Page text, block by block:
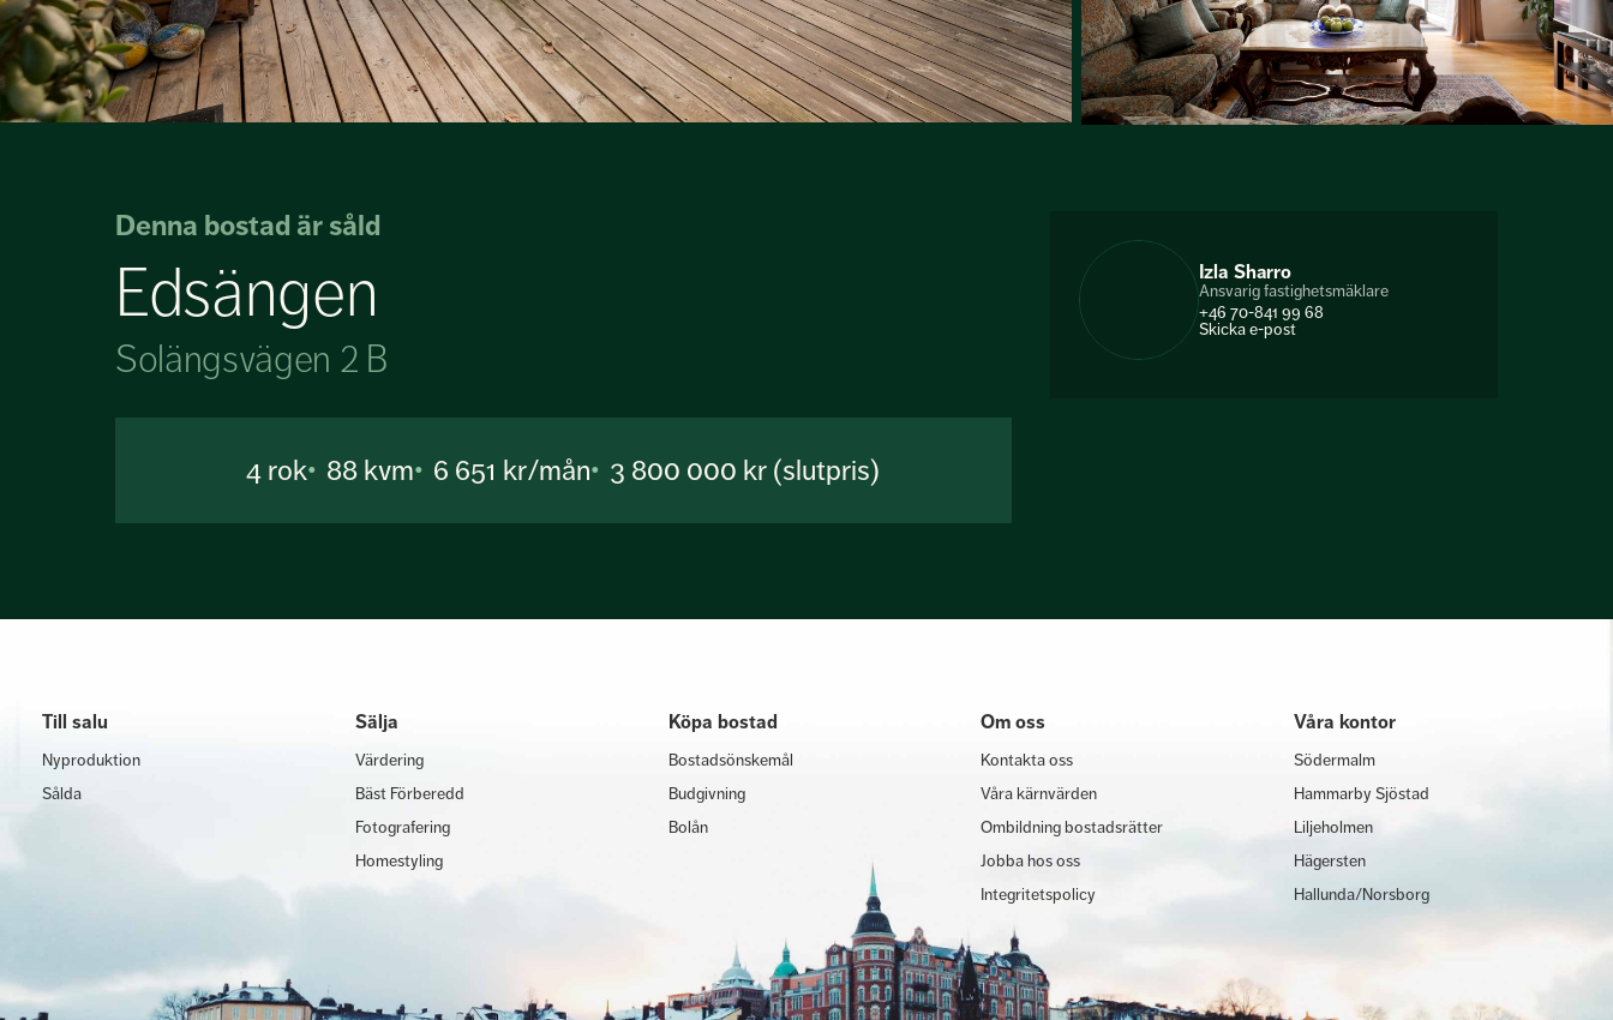
Denna bostad är såld
Solängsvägen 2 B
Edsängen
4 rok 88 kvm 6 651 kr/mån 3 800 000 kr (slutpris)
Izla Sharro
Ansvarig fastighetsmäklare
+46 70-841 99 68
Skicka e-post
Till salu
Nyproduktion
Sålda
Sälja
Värdering
Bäst Förberedd
Fotografering
Homestyling
Köpa bostad
Bostadsönskemål
Budgivning
Bolån
Om oss
Kontakta oss
Våra kärnvärden
Ombildning bostadsrätter
Jobba hos oss
Integritetspolicy
Våra kontor
Södermalm
Hammarby Sjöstad
Liljeholmen
Hägersten
Hallunda/Norsborg